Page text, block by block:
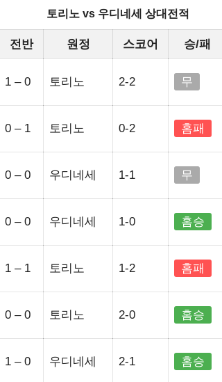
토리노 vs 우디네세 상대전적
전반 원정 스코어 승/패
1 – 0 토리노 2-2 무
0 – 1 토리노 0-2 홈패
0 – 0 우디네세 1-1 무
0 – 0 우디네세 1-0 홈승
1 – 1 토리노 1-2 홈패
0 – 0 토리노 2-0 홈승
1 – 0 우디네세 2-1 홈승